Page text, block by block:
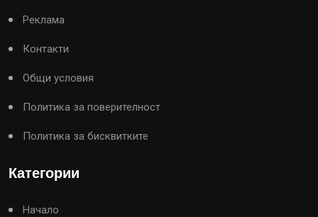
Реклама
Контакти
Общи условия
Политика за поверителност
Политика за бисквитките
Категории
Начало